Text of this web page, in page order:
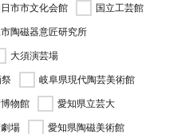
市市文化会館
国立工芸館
陶磁器意匠研究所
大須演芸場
岐阜県現代陶芸美術館
物館
愛知県立芸大
場
愛知県陶磁美術館